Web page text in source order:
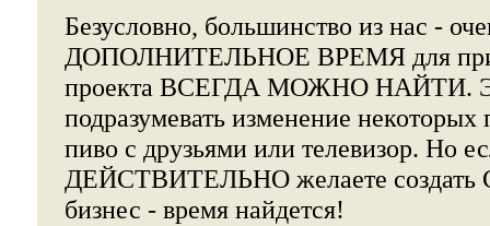
Безусловно, большинство из нас -
ДОПОЛНИТЕЛЬНОЕ ВРЕМЯ для
проекта ВСЕГДА МОЖНО НАЙТИ.
подразумевать изменение
пиво с друзьями или телевизор. Но
ДЕЙСТВИТЕЛЬНО желаете
бизнес - время найдется!